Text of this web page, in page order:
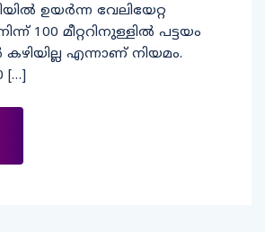
ഉയര്‍ന്ന വേലിയേറ്റ
100 മീറ്ററിനുള്ളില്‍ പട്ടയം
എന്നാണ് നിയമം.
[…]